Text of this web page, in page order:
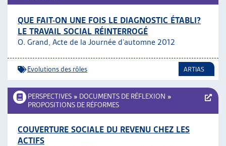
QUE FAIT-ON UNE FOIS LE DIAGNOSTIC ÉTABLI?
LE TRAVAIL SOCIAL RÉINTERROGÉ
O. Grand, Acte de la Journée d’automne 2012
Evolutions des rôles ARTIAS
PERSPECTIVES » DOCUMENTS DE RÉFLEXION »
PROPOSITIONS DE RÉFORMES
COUVERTURE SOCIALE DU REVENU CHEZ LES
ACTIFS